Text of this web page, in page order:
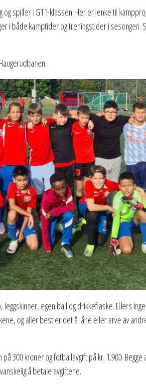
spiller i G11-klassen. Her er lenke til
i både kamptider og treningstider i
egen ball og drikkeflaske. Ellers
og aller best er det å låne eller arve av
300 kroner og fotballavgift på kr. 1.900.
å betale avgiftene.